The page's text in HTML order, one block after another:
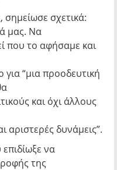
σημείωσε σχετικά:
μας. Να
που το αφήσαμε και
“μια προοδευτική
και όχι άλλους
αριστερές δυνάμεις”.
να
της